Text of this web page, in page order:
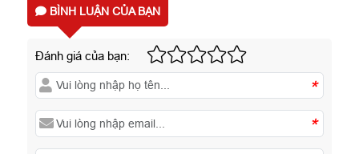
BÌNH LUẬN CỦA BẠN
Đánh giá của bạn:
*
*